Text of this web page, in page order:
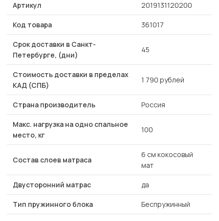
Артикул 2019131120200
Код товара 361017
Срок доставки в Санкт-
Петербурге, (дни)
45
Стоимость доставки в пределах
КАД (СПБ)
1 790 рублей
Страна производитель Россия
Макс. нагрузка на одно спальное
место, кг
100
Состав слоев матраса
6 см кокосовый
мат
Двусторонний матрас да
Тип пружинного блока Беспружинный